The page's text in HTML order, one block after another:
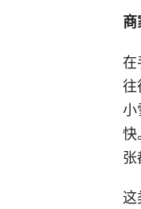
在
往
快
张
这